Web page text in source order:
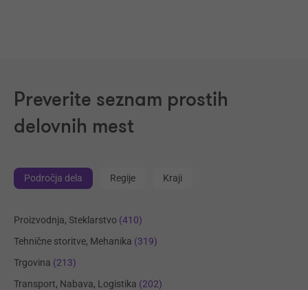
Preverite seznam prostih
delovnih mest
Področja dela Regije Kraji
Proizvodnja, Steklarstvo (410)
Tehnične storitve, Mehanika (319)
Trgovina (213)
Transport, Nabava, Logistika (202)